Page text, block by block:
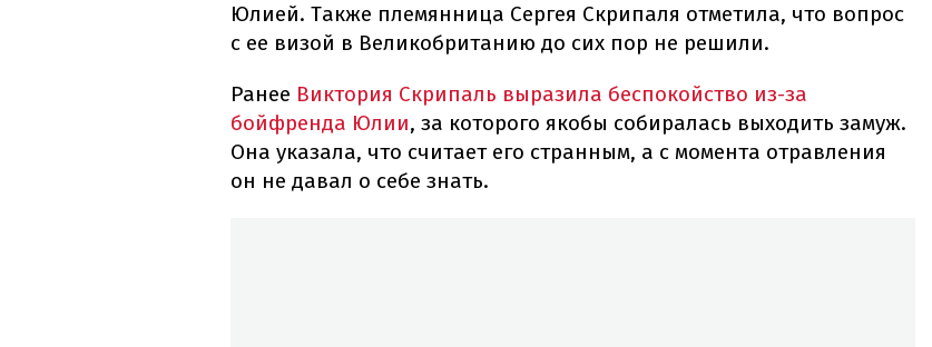
Юлией. Также племянница Сергея Скрипаля отметила, что вопрос
с ее визой в Великобританию до сих пор не решили.
Ранее Виктория Скрипаль выразила беспокойство из-за
бойфренда Юлии, за которого якобы собиралась выходить замуж.
Она указала, что считает его странным, а с момента отравления
он не давал о себе знать.